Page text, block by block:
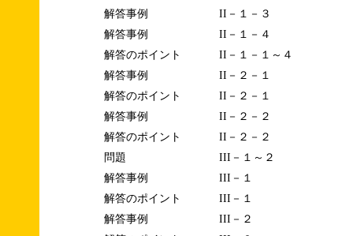
解答事例
II－１－３
解答事例
II－１－４
解答のポイント
II－１－１～４
解答事例
II－２－１
解答のポイント
II－２－１
解答事例
II－２－２
解答のポイント
II－２－２
問題
III－１～２
解答事例
III－１
解答のポイント
III－１
解答事例
III－２